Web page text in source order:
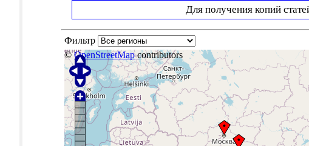
Для получения копий
Фильтр
©OpenStreetMapcontributors